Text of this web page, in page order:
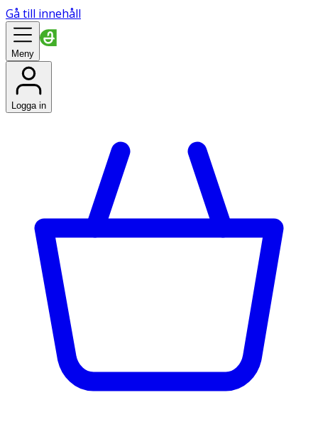
Gå till innehåll
Meny
Logga in